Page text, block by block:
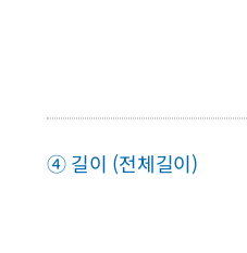
④ 길이 (전체길이)